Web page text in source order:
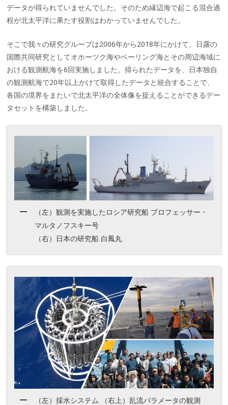
データが得られていませんでした。そのため縁辺海で起こる混合過
程が北太平洋に果たす役割はわかっていませんでした。
そこで我々の研究グループは2006年から2018年にかけて、日露の
国際共同研究としてオホーツク海やベーリング海とその周辺海域に
おける観測航海を6回実施しました。得られたデータを、日本独自
の観測航海で20年以上かけて取得したデータと統合することで、
各国の境界をまたいで北太平洋の全体像を捉えることができるデー
タセットを構築しました。
（左）観測を実施したロシア研究船 プロフェッサー・
マルタノフスキー号
（右）日本の研究船 白鳳丸
（左）採水システム （右上）乱流パラメータの観測